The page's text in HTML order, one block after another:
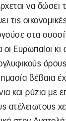
να
τις
στα
Ευρωπαίοι
βέβαια
και ρύζια με
ατέλειωτους